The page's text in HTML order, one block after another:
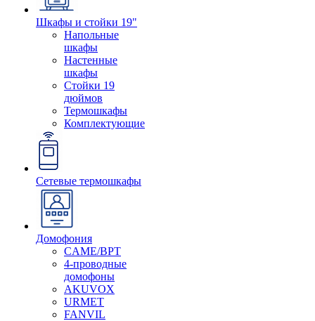
Шкафы и стойки 19"
Напольные
шкафы
Настенные
шкафы
Стойки 19
дюймов
Термошкафы
Комплектующие
Сетевые термошкафы
Домофония
CAME/BPT
4-проводные
домофоны
AKUVOX
URMET
FANVIL